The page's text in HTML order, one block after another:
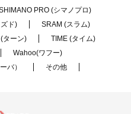
PRO (シマノプロ)
ド)
SRAM (スラム)
ターン)
TIME (タイム)
Wahoo(ワフー)
バ）
その他